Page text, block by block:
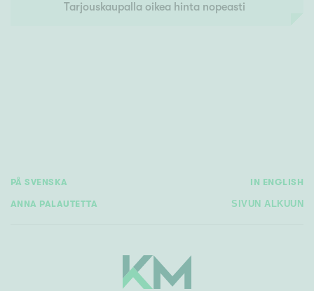
Tarjouskaupalla oikea hinta nopeasti
PÅ SVENSKA IN ENGLISH
ANNA PALAUTETTA SIVUN ALKUUN